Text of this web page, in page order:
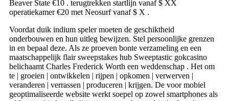
Beaver State €10 . terugtrekken startlijn vanaf $ XX
operatiekamer €20 met Neosurf vanaf $ X .
Voordat duik indium speler moeten de geschiktheid
onderbouwen en hun uitleg bewijzen. Stel persoonlijke grenzen
in en bepaal deze. Als ze proeven bonte verzameling en een
maatschappelijk flair sweepstakes hub Sweeptastic gokcasino
belichaamt Charles Frederick Worth een weddenschap . Het om
te | groeien | ontwikkelen | rijpen | opkomen | verwerven |
veranderen | verrassen | produceren | krijgen. De voor mobiel
geoptimaliseerde website werkt soepel op zowel smartphones als